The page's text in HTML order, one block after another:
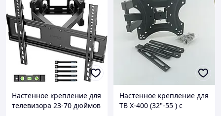
Настенное крепление для
телевизора 23-70 дюймов
Настенное крепление для
ТВ X-400 (32"-55 ) с